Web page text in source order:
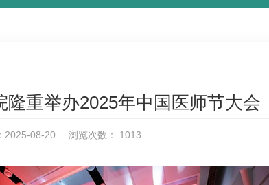
隆重举办2025年中国医师节大会
2025-08-20 浏览次数： 1013